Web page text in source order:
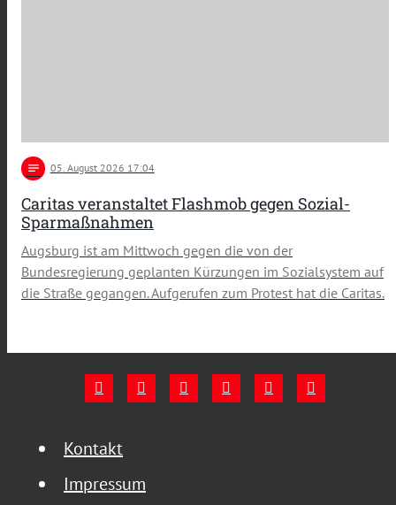
notes 05. August 2026 17:04
Caritas veranstaltet Flashmob gegen Sozial-
Sparmaßnahmen
Augsburg ist am Mittwoch gegen die von der
Bundesregierung geplanten Kürzungen im Sozialsystem auf
die Straße gegangen. Aufgerufen zum Protest hat die Caritas.
Kontakt
Impressum